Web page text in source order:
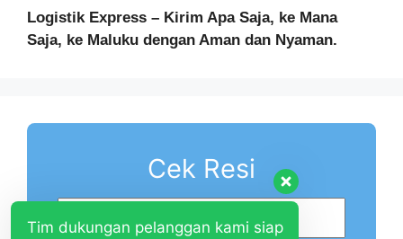
Logistik Express – Kirim Apa Saja, ke Mana
Saja, ke Maluku dengan Aman dan Nyaman.
Cek Resi
Tim dukungan pelanggan kami siap